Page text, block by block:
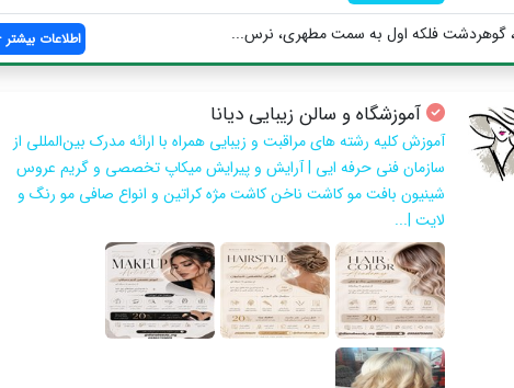
گوهردشت فلکه اول به سمت مطهری، نرس... اطلاعات بیشتر
آموزشگاه و سالن زیبایی دیانا
آموزش کلیه رشته های مراقبت و زیبایی همراه با ارائه مدرک بین‌المللی از
سازمان فنی حرفه ایی | آرایش و پیرایش میکاپ تخصصی و گریم عروس
شینیون بافت مو کاشت ناخن کاشت مژه کراتین و انواع صافی مو رنگ و
لایت |...